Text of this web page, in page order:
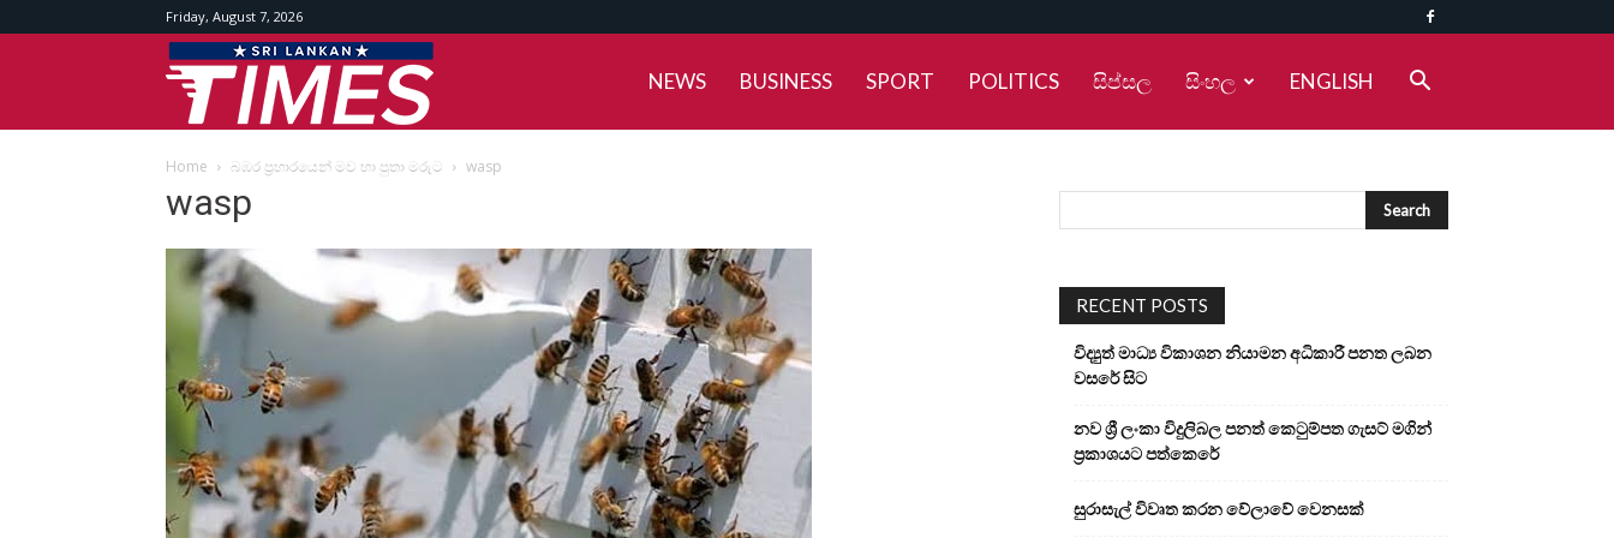
Friday, August 7, 2026
Srilankan
Times
NEWS BUSINESS SPORT POLITICS සිප්සල සිංහල ENGLISH
Home බඹර ප්‍රහාරයෙන් මව හා පුතා මරුට wasp
wasp
RECENT POSTS
විද්‍යුත් මාධ්‍ය විකාශන නියාමන අධිකාරී පනත ලබන
වසරේ සිට
නව ශ්‍රී ලංකා විදුලිබල පනත් කෙටුම්පත ගැසට් මගින්
ප්‍රකාශයට පත්කෙරේ
සුරාසැල් විවෘත කරන වේලාවේ වෙනසක්